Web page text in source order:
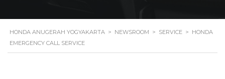
HONDA ANUGERAH YOGYAKARTA > NEWSROOM > SERVICE > HONDA
EMERGENCY CALL SERVICE